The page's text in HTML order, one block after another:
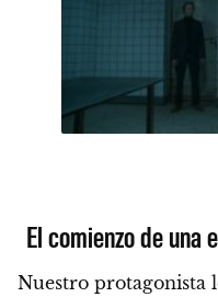
El comienzo de una
Nuestro protagonista